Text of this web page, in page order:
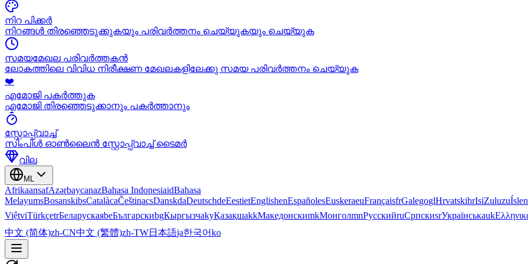
നിറ പിക്കർ
നിറങ്ങൾ തിരഞ്ഞെടുക്കുകയും പരിവർത്തനം ചെയ്യുകയും ചെയ്യുക
സമയമേഖല പരിവർത്തകൻ
ലോകത്തിലെ വിവിധ നിരീക്ഷണ മേഖലകളിലേക്കു സമയ പരിവർത്തനം ചെയ്യുക
❤️
എമോജി പകർത്തുക
എമോജി തിരഞ്ഞെടുക്കാനും പകർത്താനും
സ്റ്റോപ്പ്വാച്ച്
സിംപിൾ ഓൺലൈൻ സ്റ്റോപ്പ്വാച്ച് ടൈമർ
വില
ML
AfrikaansafAzərbaycanazBahasa IndonesiaidBahasa
MelayumsBosanskibsCatalàcaČeštinacsDanskdaDeutschdeEestietEnglishenEspañolesEuskeraeuFrançaisfrGalegoglHrvatskihrIsiZuluzu
ViệtviTürkçetrБеларускаяbeБългарскиbgКыргызчаkyҚазақшаkkМакедонскиmkМонголmnРусскийruСрпскиsrУкраїнськаuk
中文 (简体)zh-CN中文 (繁體)zh-TW日本語ja한국어ko